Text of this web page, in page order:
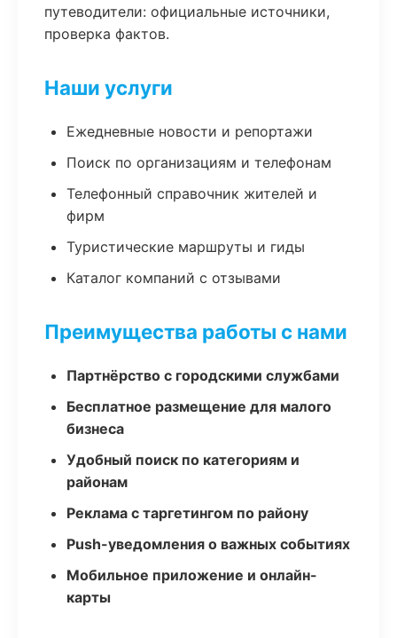
путеводители: официальные источники,
проверка фактов.
Наши услуги
Ежедневные новости и репортажи
Поиск по организациям и телефонам
Телефонный справочник жителей и
фирм
Туристические маршруты и гиды
Каталог компаний с отзывами
Преимущества работы с нами
Партнёрство с городскими службами
Бесплатное размещение для малого
бизнеса
Удобный поиск по категориям и
районам
Реклама с таргетингом по району
Push-уведомления о важных событиях
Мобильное приложение и онлайн-
карты